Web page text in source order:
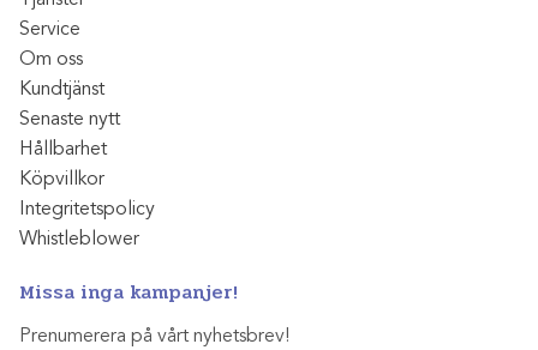
Service
Om oss
Kundtjänst
Senaste nytt
Hållbarhet
Köpvillkor
Integritetspolicy
Whistleblower
Missa inga kampanjer!
Prenumerera på vårt nyhetsbrev!